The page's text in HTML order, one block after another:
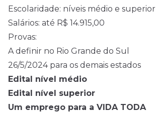
Escolaridade: níveis médio e superior
Salários: até R$ 14.915,00
Provas:
A definir no Rio Grande do Sul
26/5/2024 para os demais estados
Edital nível médio
Edital nível superior
Um emprego para a VIDA TODA